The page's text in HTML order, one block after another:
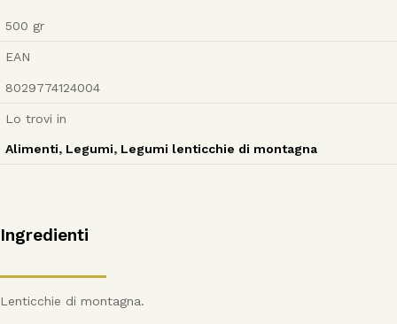
500 gr
EAN
8029774124004
Lo trovi in
Alimenti, Legumi, Legumi lenticchie di montagna
Ingredienti
Lenticchie di montagna.